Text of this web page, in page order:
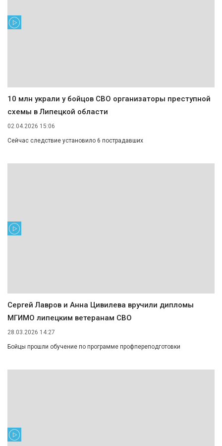
10 млн украли у бойцов СВО организаторы преступной
схемы в Липецкой области
02.04.2026 15:06
Сейчас следствие установило 6 пострадавших
Сергей Лавров и Анна Цивилева вручили дипломы
МГИМО липецким ветеранам СВО
28.03.2026 14:27
Бойцы прошли обучение по программе профпереподготовки